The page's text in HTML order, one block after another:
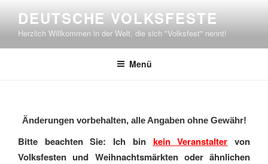
springen
DEUTSCHE VOLKSFESTE
Herzlich Willkommen in der Welt, die sich "Volksfest" nennt!
Menü
Änderungen vorbehalten, alle Angaben ohne Gewähr!
Bitte beachten Sie: Ich bin kein Veranstalter von
Volksfesten und Weihnachtsmärkten oder ähnlichen